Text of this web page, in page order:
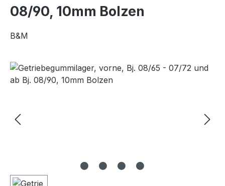
08/90, 10mm Bolzen
B&M
Bildergalerie überspringen